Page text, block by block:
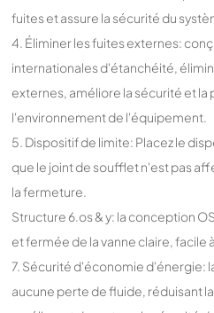
fuites et assure la sécurité du
4. Éliminer les fuites externes:
internationales d'étanchéité,
externes, améliore la sécurité et
l'environnement de l'équipement.
5. Dispositif de limite: Placez le
que le joint de soufflet n'est pas
la fermeture.
Structure 6.os & y: la conception
et fermée de la vanne claire, facile
7. Sécurité d'économie d'énergie:
aucune perte de fluide, réduisant